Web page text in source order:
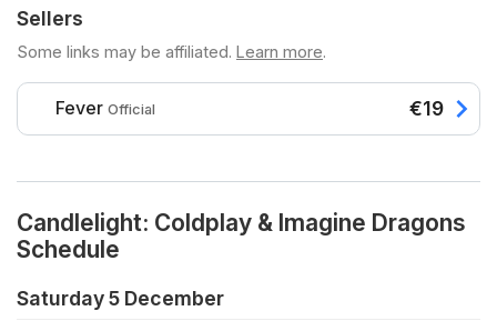
dan 16 moeten begeleid worden door een volwassene
♿ Toegankelijkheid: de zaal is rolstoeltoegankelijk
❓ Veelgestelde vragen over dit evenement vind je hier
🪑 Zitplaatsen worden per zone toegewezen volgens
de volgorde van binnenkomst
kopen voor een grote groep (30+ gasten)? klik dan
🎻 Bekijk alle Candlelight-concerten in Antwerpen
🎁 Koop hier een cadeaubon voor je vrienden en
familie! Programma Coldplay - Clocks Coldplay -
Sellers
Some links may be affiliated. Learn more.
Fever Official €19
Candlelight: Coldplay & Imagine Dragons
Schedule
Saturday 5 December